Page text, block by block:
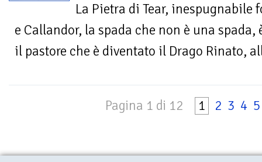
La Pietra di Tear, inespugnabile
e Callandor, la spada che non è una
il pastore che è diventato il Drago Rinato,
Pagina 1 di 12 1 2 3 4 5